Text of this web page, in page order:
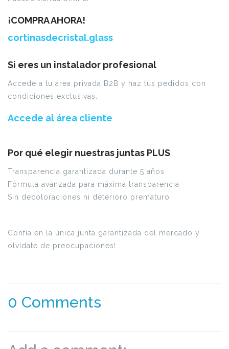
¡COMPRA AHORA!
cortinasdecristal.glass
Si eres un instalador profesional
Accede a tu área privada B2B y haz tus pedidos con
condiciones exclusivas.
Accede al área cliente
Por qué elegir nuestras juntas PLUS
Transparencia garantizada durante 5 años
Fórmula avanzada para máxima transparencia
Sin decoloraciones ni deterioro prematuro
Confía en la única junta garantizada del mercado y
olvídate de preocupaciones!
0 Comments